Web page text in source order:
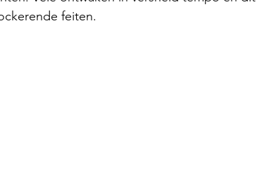
feiten.